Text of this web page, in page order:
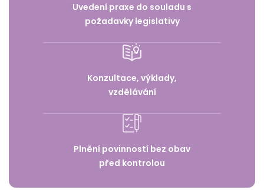
Uvedení praxe do souladu s
požadavky legislativy
Konzultace, výklady,
vzdělávání
Plnění povinností bez obav
před kontrolou